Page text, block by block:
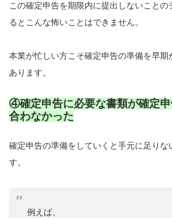
この確定申告を期限内に提出しないこと
るとこんな怖いことはできません。
本業が忙しい方こそ確定申告の準備を早期
あります。
④確定申告に必要な書類が確定
合わなかった
確定申告の準備をしていくと手元に足りな
す。
例えば、